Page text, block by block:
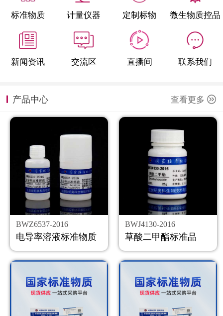
标准物质 计量仪器 定制标物 微生物质控品
新闻资讯 交流区 直播间 联系我们
产品中心 查看更多
BWZ6537-2016
电导率溶液标准物质
BWJ4130-2016
草酸二甲酯标准品
微生物检测/质控品
定制标物
定制仪器
新闻资讯
公司主页
购物车
会员中心
联系我们
返回主页